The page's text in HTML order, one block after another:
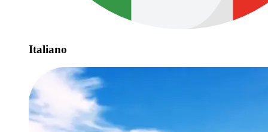
Italiano